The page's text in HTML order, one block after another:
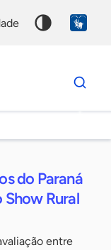
Dados
para
chave
do Paraná
Rural
entre